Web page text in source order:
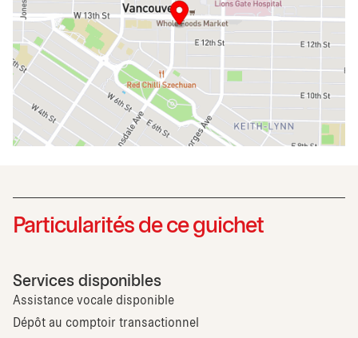
Particularités de ce guichet
Services disponibles
Assistance vocale disponible
Dépôt au comptoir transactionnel